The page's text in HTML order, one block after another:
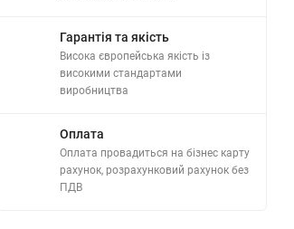
Гарантія та якість
Висока європейська якість із
високими стандартами
виробництва
Оплата
Оплата провадиться на бізнес карту
рахунок, розрахунковий рахунок без
ПДВ